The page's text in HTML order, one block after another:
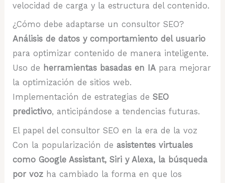
velocidad de carga y la estructura del contenido.
¿Cómo debe adaptarse un consultor SEO?
Análisis de datos y comportamiento del usuario
para optimizar contenido de manera inteligente.
Uso de herramientas basadas en IA para mejorar
la optimización de sitios web.
Implementación de estrategias deSEO
predictivo, anticipándose a tendencias futuras.
El papel del consultor SEO en la era de la voz
Con la popularización deasistentes virtuales
como Google Assistant, Siri y Alexa, la búsqueda
por voz ha cambiado la forma en que los